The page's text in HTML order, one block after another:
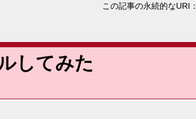
この記事の永続的なURI ：
してみた